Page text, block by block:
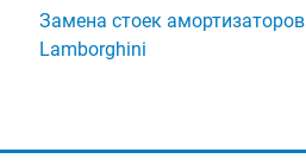
Замена стоек амортизаторов
Lamborghini